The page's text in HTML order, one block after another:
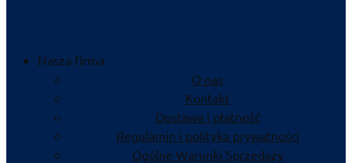
Nasza firma
O nas
Kontakt
Dostawa i płatność
Regulamin i polityka prywatności
Ogólne Warunki Sprzedaży